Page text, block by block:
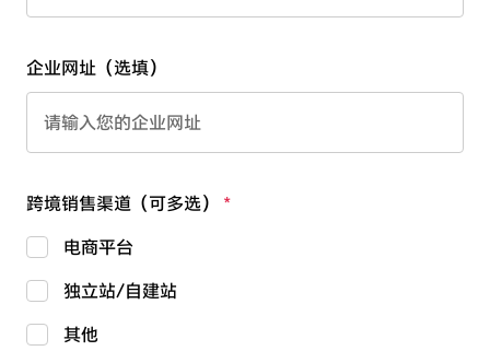
企业网址（选填）
跨境销售渠道（可多选）
电商平台
独立站/自建站
其他